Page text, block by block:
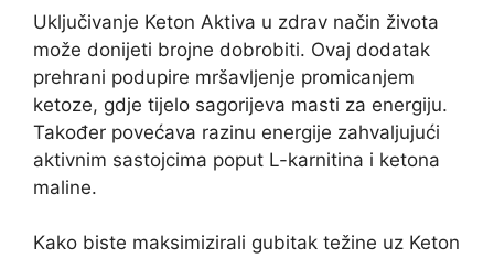
Uključivanje Keton Aktiva u zdrav način života
može donijeti brojne dobrobiti. Ovaj dodatak
prehrani podupire mršavljenje promicanjem
ketoze, gdje tijelo sagorijeva masti za energiju.
Također povećava razinu energije zahvaljujući
aktivnim sastojcima poput L-karnitina i ketona
maline.
Kako biste maksimizirali gubitak težine uz Keton